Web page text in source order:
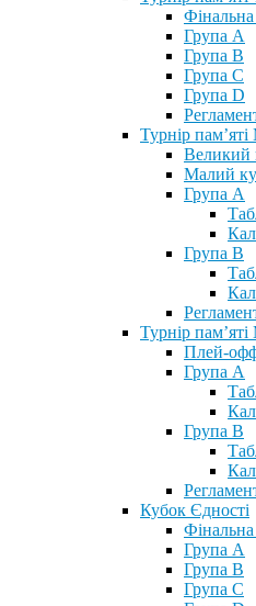
Група А
Група В
Група С
Група D
Турнір
Великий
Малий
Група А
Група В
Турнір
Плей-
Група А
Група В
Кубок Єдності
Група А
Група В
Група С